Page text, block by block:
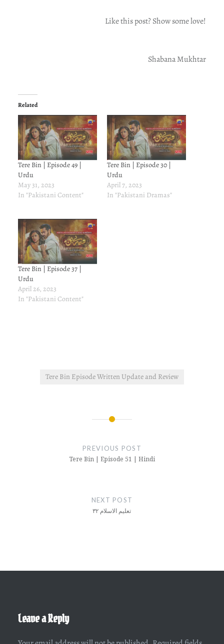
Like this post? Show some love!
Shabana Mukhtar
Related
Tere Bin | Episode 49 |
Urdu
May 31, 2023
In "Pakistani Content"
Tere Bin | Episode 30 |
Urdu
April 7, 2023
In "Pakistani Dramas"
Tere Bin | Episode 37 |
Urdu
April 26, 2023
In "Pakistani Content"
Tere Bin Episode Written Update and Review
PREVIOUS POST
Tere Bin | Episode 51 | Hindi
NEXT POST
تعلیم الاسلام ۳۲
Leave a Reply